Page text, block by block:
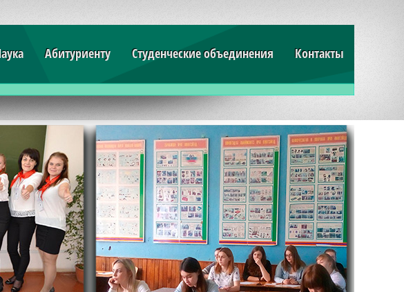
Абитуриенту Студенческие объединения Контакты